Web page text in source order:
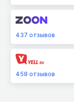
437 отзывов
458 отзывов